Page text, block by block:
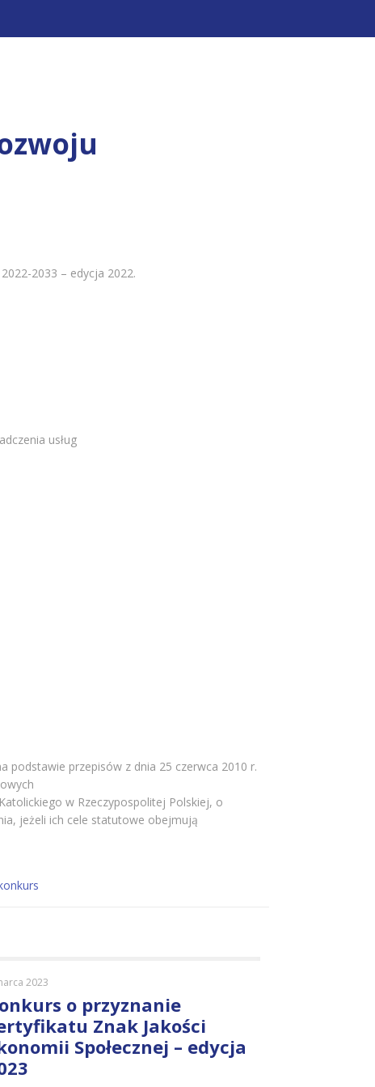
2033 – edycja 2022.
usług
podstawie przepisów z dnia 25 czerwca 2010 r.
w Rzeczypospolitej Polskiej, o
jeżeli ich cele statutowe obejmują
2023
o przyznanie
Znak Jakości
Społecznej – edycja